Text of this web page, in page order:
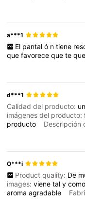
a***1
El pantal ó n tiene
quefavorecequete
d***1
Calidad del producto: un
imágenes del producto:
producto
Descripción
O***i
Product quality: De
images:vienetaly
aromaagradable